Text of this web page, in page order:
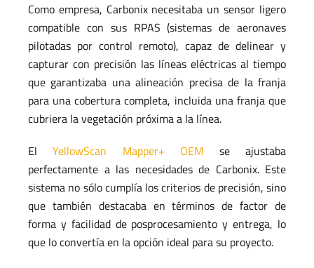
Como empresa, Carbonix necesitaba un sensor ligero
compatible con sus RPAS (sistemas de aeronaves
pilotadas por control remoto), capaz de delinear y
capturar con precisión las líneas eléctricas al tiempo
que garantizaba una alineación precisa de la franja
para una cobertura completa, incluida una franja que
cubriera la vegetación próxima a la línea.
ElYellowScan Mapper+ OEM se ajustaba
perfectamente a las necesidades de Carbonix. Este
sistema no sólo cumplía los criterios de precisión, sino
que también destacaba en términos de factor de
forma y facilidad de posprocesamiento y entrega, lo
que lo convertía en la opción ideal para su proyecto.